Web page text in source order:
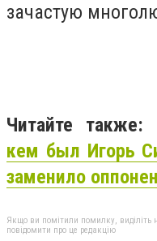
зачастую
Читайте также:
кем был Игорь
заменило
Якщо ви помітили помилку, виділіть
повідомити про це редакцію